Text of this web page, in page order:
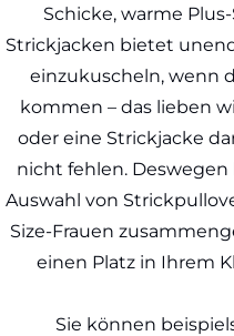
Schicke, warme
Strickjacken bietet
einzukuscheln, wenn
kommen – das lieben
oder eine Strickjacke
nicht fehlen. Deswegen
Auswahl von
Size-Frauen
einen Platz in Ihrem
Sie können